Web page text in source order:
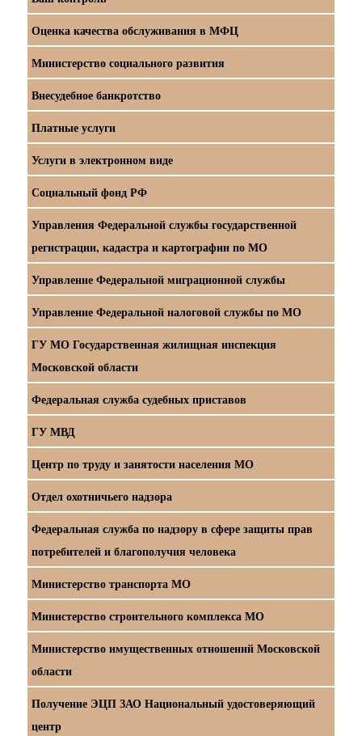
Оценка качества обслуживания в МФЦ
Министерство социального развития
Внесудебное банкротство
Платные услуги
Услуги в электронном виде
Социальный фонд РФ
Управления Федеральной службы государственной
регистрации, кадастра и картографии по МО
Управление Федеральной миграционной службы
Управление Федеральной налоговой службы по МО
ГУ МО Государственная жилищная инспекция
Московской области
Федеральная служба судебных приставов
ГУ МВД
Центр по труду и занятости населения МО
Отдел охотничьего надзора
Федеральная служба по надзору в сфере защиты прав
потребителей и благополучия человека
Министерство транспорта МО
Министерство строительного комплекса МО
Министерство имущественных отношений Московской
области
Получение ЭЦП ЗАО Национальный удостоверяющий
центр